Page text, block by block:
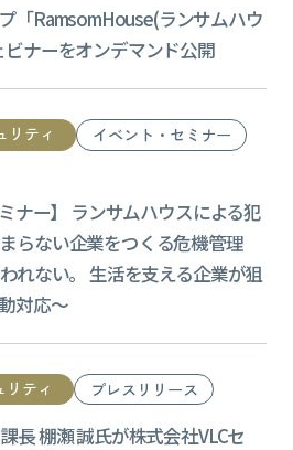
「RamsomHouse(ランサムハウ
ナーをオンデマンド公開
リティ
イベント・セミナー
ナー】 ランサムハウスによる犯
らない企業をつくる危機管理
れない。 生活を支える企業が狙
対応～
リティ プレスリリース
長 棚瀬 誠氏が株式会社VLCセ